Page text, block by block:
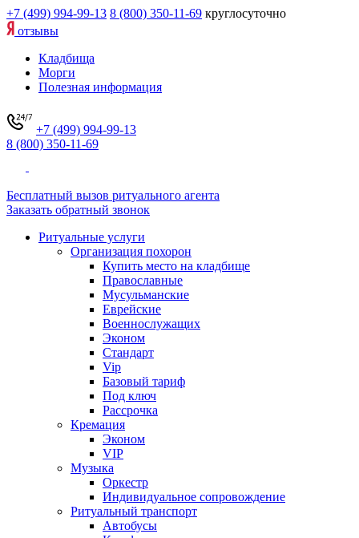
+7 (499) 994-99-13 8 (800) 350-11-69 круглосуточно
отзывы
Кладбища
Морги
Полезная информация
+7 (499) 994-99-13
8 (800) 350-11-69
Бесплатный вызов ритуального агента
Заказать обратный звонок
Ритуальные услуги
Организация похорон
Купить место на кладбище
Православные
Мусульманские
Еврейские
Военнослужащих
Эконом
Стандарт
Vip
Базовый тариф
Под ключ
Рассрочка
Кремация
Эконом
VIP
Музыка
Оркестр
Индивидуальное сопровождение
Ритуальный транспорт
Автобусы